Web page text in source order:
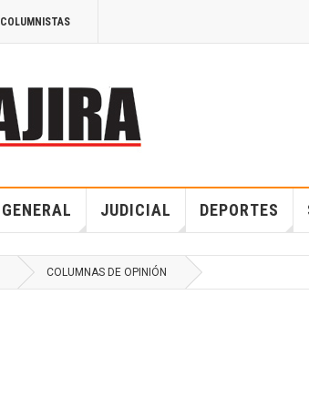
COLUMNISTAS
GENERAL JUDICIAL DEPORTES
COLUMNAS DE OPINIÓN